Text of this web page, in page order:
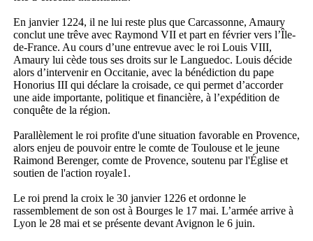
En janvier 1224, il ne lui reste plus que Carcassonne, Amaury
conclut une trêve avec Raymond VII et part en février vers l’Île-
de-France. Au cours d’une entrevue avec le roi Louis VIII,
Amaury lui cède tous ses droits sur le Languedoc. Louis décide
alors d’intervenir en Occitanie, avec la bénédiction du pape
Honorius III qui déclare la croisade, ce qui permet d’accorder
une aide importante, politique et financière, à l’expédition de
conquête de la région.
Parallèlement le roi profite d'une situation favorable en Provence,
alors enjeu de pouvoir entre le comte de Toulouse et le jeune
Raimond Berenger, comte de Provence, soutenu par l'Église et
soutien de l'action royale1.
Le roi prend la croix le 30 janvier 1226 et ordonne le
rassemblement de son ost à Bourges le 17 mai. L’armée arrive à
Lyon le 28 mai et se présente devant Avignon le 6 juin.